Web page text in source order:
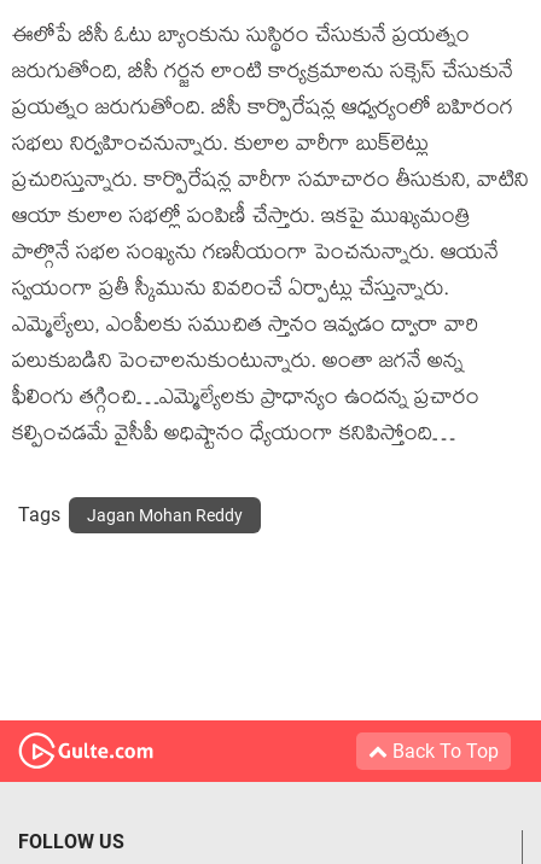
ఈలోపే బీసీ ఓటు బ్యాంకును సుస్థిరం చేసుకునే ప్రయత్నం
జరుగుతోంది, బీసీ గర్జన లాంటి కార్యక్రమాలను సక్సెస్ చేసుకునే
ప్రయత్నం జరుగుతోంది. బీసీ కార్పొరేషన్ల ఆధ్వర్యంలో బహిరంగ
సభలు నిర్వహించనున్నారు. కులాల వారీగా బుక్‌లెట్లు
ప్రచురిస్తున్నారు. కార్పొరేషన్ల వారీగా సమాచారం తీసుకుని, వాటిని
ఆయా కులాల సభల్లో పంపిణీ చేస్తారు. ఇకపై ముఖ్యమంత్రి
పాల్గొనే సభల సంఖ్యను గణనీయంగా పెంచనున్నారు. ఆయనే
స్వయంగా ప్రతీ స్కీమును వివరించే ఏర్పాట్లు చేస్తున్నారు.
ఎమ్మెల్యేలు, ఎంపీలకు సముచిత స్తానం ఇవ్వడం ద్వారా వారి
పలుకుబడిని పెంచాలనుకుంటున్నారు. అంతా జగనే అన్న
ఫీలింగు తగ్గించి…ఎమ్మెల్యేలకు ప్రాధాన్యం ఉందన్న ప్రచారం
కల్పించడమే వైసీపీ అధిష్టానం ధ్యేయంగా కనిపిస్తోంది…
Tags Jagan Mohan Reddy
Back To Top
FOLLOW US